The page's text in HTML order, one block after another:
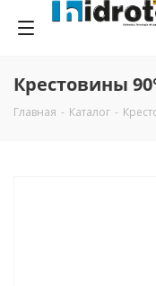
Крестовины
Главная - Каталог -